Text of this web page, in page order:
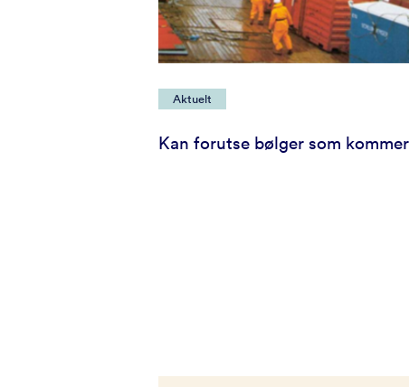
Aktuelt
Kan forutse bølger som kommer